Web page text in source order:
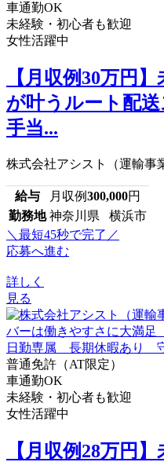
車通勤OK
未経験・初心者も歓迎
女性活躍中
【月収例30万円
が叶うルート配
手当...
株式会社アシスト（運輸事
給与 月収例300,000円
勤務地 神奈川県 横浜市
＼最短45秒で完了／
応募へ進む
詳しく
見る
普通免許（AT限定）
車通勤OK
未経験・初心者も歓迎
女性活躍中
【月収例28万円